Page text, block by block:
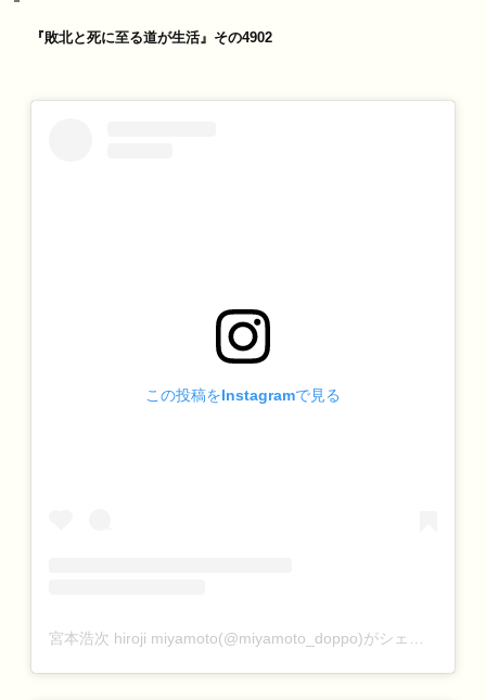
『敗北と死に至る道が生活』その4902
この投稿をInstagramで見る